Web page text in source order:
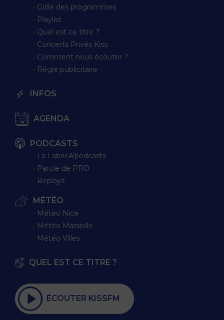
∙ Grille des programmes
∙ Playlist
∙ Quel est ce titre ?
∙ Concerts Privés Kiss
∙ Comment nous écouter ?
∙ Régie publicitaire
INFOS
AGENDA
PODCASTS
∙ La FabricA'podcasts
∙ Parole de PRO
∙ Replays
MÉTÉO
∙ Météo Nice
∙ Météo Marseille
∙ Météo Villes
QUEL EST CE TITRE ?
ÉCOUTER KISSFM